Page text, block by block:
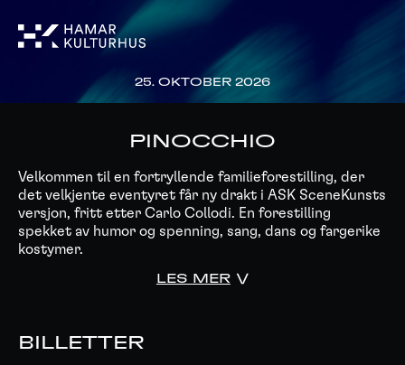
25. OKTOBER 2026
PINOCCHIO
Velkommen til en fortryllende familieforestilling, der
det velkjente eventyret får ny drakt i ASK SceneKunsts
versjon, fritt etter Carlo Collodi. En forestilling
spekket av humor og spenning, sang, dans og fargerike
kostymer.
LES MER
BILLETTER